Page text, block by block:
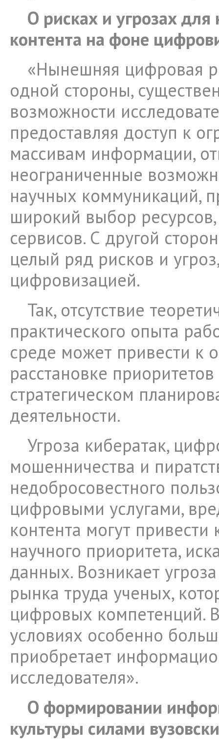
О рисках и угрозах для
контента на фоне
«Нынешняя цифровая
одной стороны,
возможности
предоставляя доступ к
массивам информации,
неограниченные
научных коммуникаций,
широкий выбор
сервисов. С другой
целый ряд рисков и
цифровизацией.
Так, отсутствие
практического опыта
среде может привести к
расстановке
стратегическом
деятельности.
Угроза кибератак,
мошенничества и
недобросовестного
цифровыми услугами,
контента могут привести
научного приоритета,
данных. Возникает
рынка труда ученых,
цифровых компетенций.
условиях особенно
приобретает
исследователя».
О формировании
культуры силами